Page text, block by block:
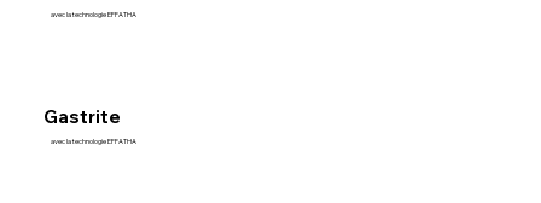
avec la technologie EFFATHA
avec la technologie EFFATHA
Gastrite